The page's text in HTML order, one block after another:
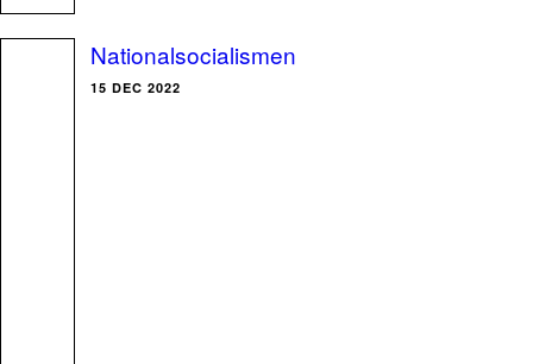
Nationalsocialismen
15 DEC 2022